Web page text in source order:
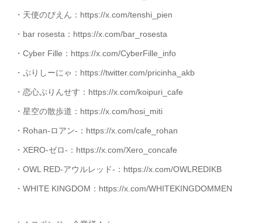
・天使のぴえん：https://x.com/tenshi_pien
・bar rosesta：https://x.com/bar_rosesta
・Cyber Fille：https://x.com/CyberFille_info
・ぷりしーにゃ：https://twitter.com/pricinha_akb
・恋心ぷりんせす：https://x.com/koipuri_cafe
・星空の散歩道：https://x.com/hosi_miti
・Rohan-ロアン-：https://x.com/cafe_rohan
・XERO-ゼロ-：https://x.com/Xero_concafe
・OWL RED-アウルレッド-：https://x.com/OWLREDIKB
・WHITE KINGDOM：https://x.com/WHITEKINGDOMMEN